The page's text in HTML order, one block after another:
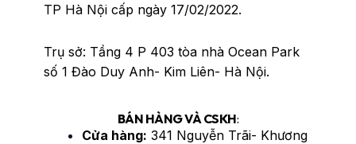
TP Hà Nội cấp ngày 17/02/2022.
Trụ sở: Tầng 4 P 403 tòa nhà Ocean Park
số 1 Đào Duy Anh- Kim Liên- Hà Nội.
BÁN HÀNG VÀ CSKH:
Cửa hàng: 341 Nguyễn Trãi- Khương